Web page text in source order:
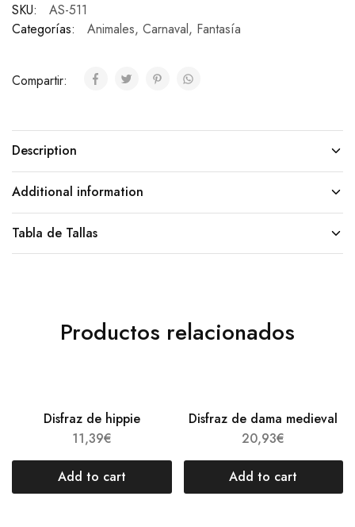
SKU:
AS-511
Categorías:
Animales, Carnaval, Fantasía
Compartir:
Description
Additional information
Tabla de Tallas
Productos relacionados
Disfraz de hippie
11,39€
Add to cart
Disfraz de dama medieval
20,93€
Add to cart